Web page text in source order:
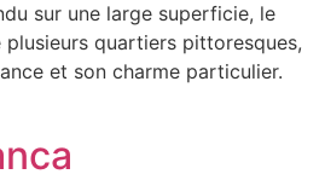
sur une large superficie, le
quartiers pittoresques,
et son charme particulier.